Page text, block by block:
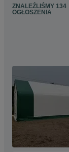
ZNALEŹLIŚMY 134
OGŁOSZENIA